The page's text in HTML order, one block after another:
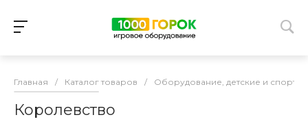
Главная / Каталог товаров / Оборудование, детские и
Королевство